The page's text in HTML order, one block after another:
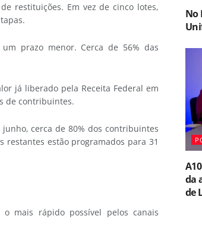
restituições. Em vez de cinco lotes,
prazo menor. Cerca de 56% das
já liberado pela Receita Federal em
de contribuintes.
cerca de 80% dos contribuintes
estão programados para 31
mais rápido possível pelos canais
No
da
de